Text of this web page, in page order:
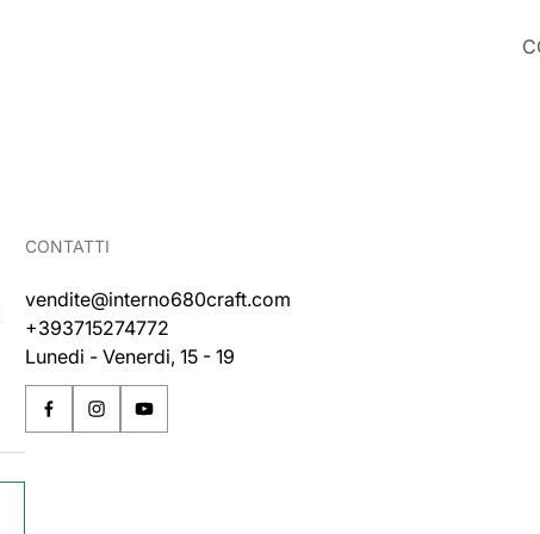
CONTATTI
vendite@interno680craft.com
+393715274772
Lunedi - Venerdi, 15 - 19